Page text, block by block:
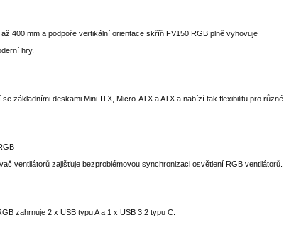
400 mm a podpoře vertikální orientace skříň FV150 RGB plně vyhovuje
hry.
základními deskami Mini-ITX, Micro-ATX a ATX a nabízí tak flexibilitu pro různé
ventilátorů zajišťuje bezproblémovou synchronizaci osvětlení RGB ventilátorů.
zahrnuje 2 x USB typu A a 1 x USB 3.2 typu C.